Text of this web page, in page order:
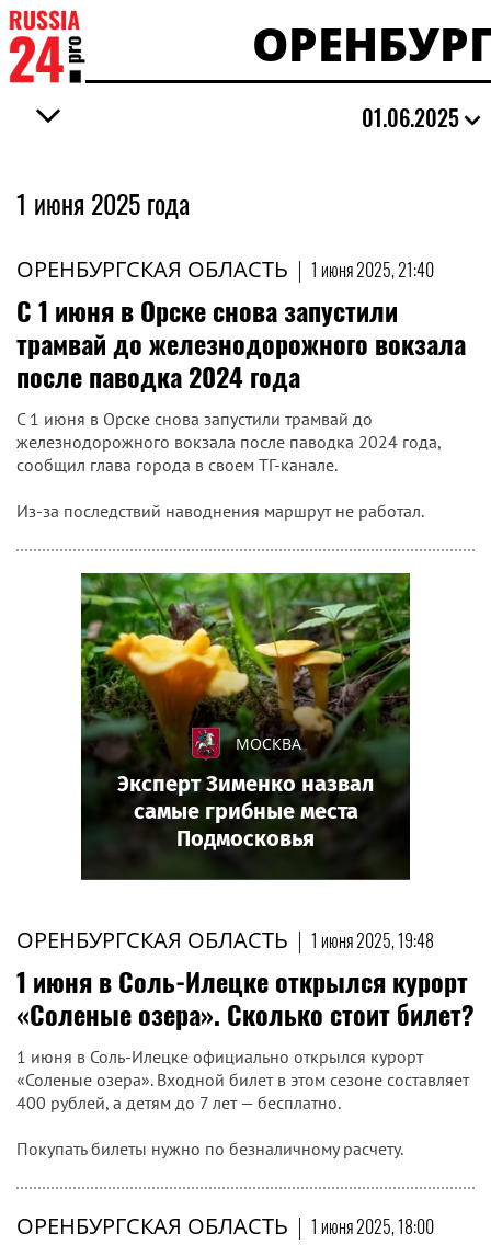
01.06.2025
1 июня 2025 года
ОРЕНБУРГСКАЯ ОБЛАСТЬ | 1 июня 2025, 21:40
С 1 июня в Орске снова запустили
трамвай до железнодорожного вокзала
после паводка 2024 года
С 1 июня в Орске снова запустили трамвай до
железнодорожного вокзала после паводка 2024 года,
сообщил глава города в своем ТГ-канале.
Из-за последствий наводнения маршрут не работал.
ОРЕНБУРГСКАЯ ОБЛАСТЬ | 1 июня 2025, 19:48
1 июня в Соль-Илецке открылся курорт
«Соленые озера». Сколько стоит билет?
1 июня в Соль-Илецке официально открылся курорт
«Соленые озера». Входной билет в этом сезоне составляет
400 рублей, а детям до 7 лет — бесплатно.
Покупать билеты нужно по безналичному расчету.
ОРЕНБУРГСКАЯ ОБЛАСТЬ | 1 июня 2025, 18:00
МОСКВА
Эксперт Зименко назвал
самые грибные места
Подмосковья